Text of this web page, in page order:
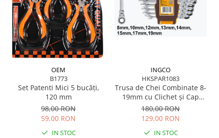
Scule pentru grădină
Suflantă frunze
Suporturi laptop
Tirbușoane și deschizătoare de
sticle
Trimmere
Trusă tubulare
Unelte pentru altoit
Unelte pentru grădină
OEM
B1773
Set Patenti Mici 5 bucăți,
120 mm
98,00 RON
59,00 RON
IN STOC
INGCO
HKSPAR1083
Trusa de Chei Combinate 8-
19mm cu Clichet și Cap
Flexibil – Precizie și
Durabilitate
180,00 RON
129,00 RON
IN STOC